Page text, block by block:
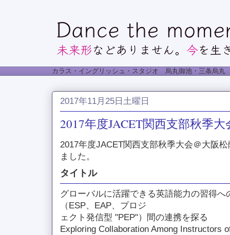
カラス・イングリッシュ・スタジオ 烏丸御池・三条烏
2017年11月25日土曜日
2017年度JACET関西支部秋季大
2017年度JACET関西支部秋季大会＠大阪
ました。
タイトル
グローバルに活躍できる英語能力の習得
（ESP、EAP、プロジ
ェクト発信型 "PEP"）間の連携を探る
Exploring Collaboration Among Instructors